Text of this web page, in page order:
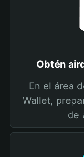
Obtén
En el área
Wallet,
de